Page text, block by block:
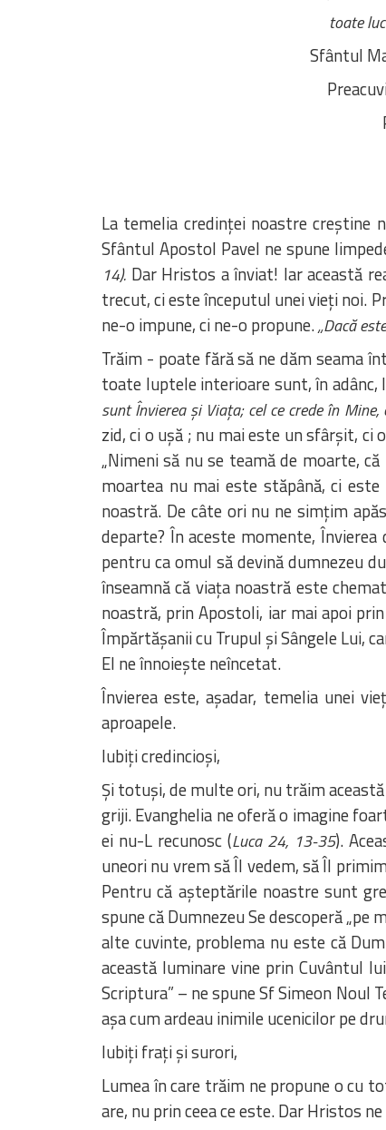
toate
Sfântul
La temelia credinței noastre creștine
Sfântul Apostol Pavel ne spune
14). Dar Hristos a înviat! Iar această
trecut, ci este începutul unei vieți noi.
ne-o impune, ci ne-o propune.„Dacă
Trăim - poate fără să ne dăm seama
toate luptele interioare sunt, în adânc,
sunt Învierea și Viața; cel ce crede în
zid, ci o ușă ; nu mai este un sfârșit,
„Nimeni să nu se teamă de moarte,
moartea nu mai este stăpână, ci
noastră. De câte ori nu ne simțim
departe? În aceste momente,
pentru ca omul să devină dumnezeu
înseamnă că viața noastră este
noastră, prin Apostoli, iar mai apoi
Împărtășanii cu Trupul și Sângele Lui,
El ne înnoiește neîncetat.
Învierea este, așadar, temelia unei
aproapele.
Iubiți credincioși,
Și totuși, de multe ori, nu trăim
griji. Evanghelia ne oferă o imagine
ei nu-L recunosc (Luca 24, 13-35).
uneori nu vrem să Îl vedem, să Îl
Pentru că așteptările noastre sunt
spune că Dumnezeu Se descoperă „pe
alte cuvinte, problema nu este că
această luminare vine prin Cuvântul
Scriptura” – ne spune Sf Simeon Noul
așa cum ardeau inimile ucenicilor pe
Iubiți frați și surori,
Lumea în care trăim ne propune o cu
are, nu prin ceea ce este. Dar Hristos